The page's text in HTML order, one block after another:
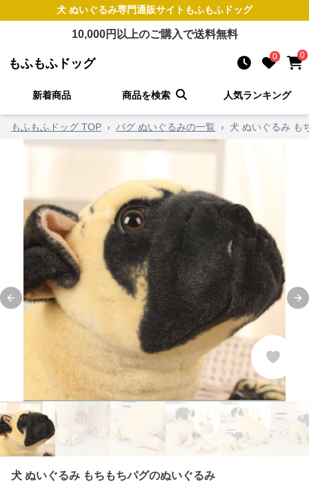
犬 ぬいぐるみ専門通販サイト もふもふドッグ
10,000円以上のご購入で送料無料
もふもふドッグ 0 0
新着商品 商品を検索 人気ランキング
もふもふドッグ TOP › パグ ぬいぐるみの一覧 › 犬 ぬいぐるみ も
Previous slide
犬 ぬいぐるみ もちもちパグのぬいぐるみ